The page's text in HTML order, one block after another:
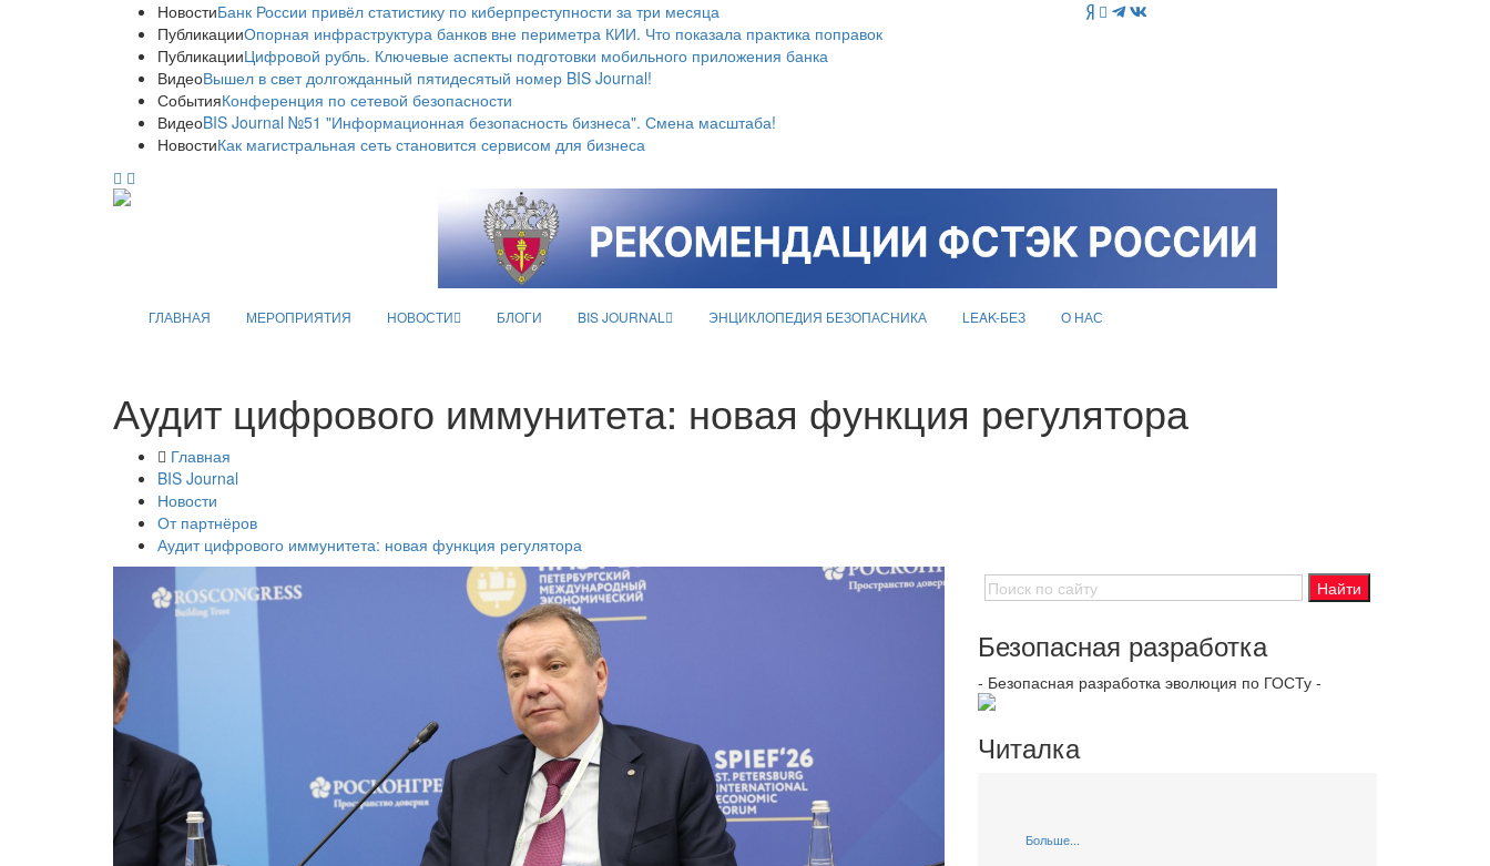
НовостиБанк России привёл статистику по киберпреступности за три месяца
ПубликацииОпорная инфраструктура банков вне периметра КИИ. Что показала практика поправок
ПубликацииЦифровой рубль. Ключевые аспекты подготовки мобильного приложения банка
ВидеоВышел в свет долгожданный пятидесятый номер BIS Journal!
СобытияКонференция по сетевой безопасности
ВидеоBIS Journal №51 "Информационная безопасность бизнеса". Смена масштаба!
НовостиКак магистральная сеть становится сервисом для бизнеса
ГЛАВНАЯ МЕРОПРИЯТИЯ НОВОСТИ БЛОГИ BIS JOURNAL ЭНЦИКЛОПЕДИЯ БЕЗОПАСНИКА LEAK-БЕЗ О НАС
Аудит цифрового иммунитета: новая функция регулятора
Главная
BIS Journal
Новости
От партнёров
Аудит цифрового иммунитета: новая функция регулятора
Безопасная разработка
- Безопасная разработка эволюция по ГОСТу -
Читалка
Больше...